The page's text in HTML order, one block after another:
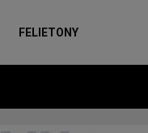
FELIETONY